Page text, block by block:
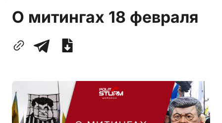
О митингах 18 февраля